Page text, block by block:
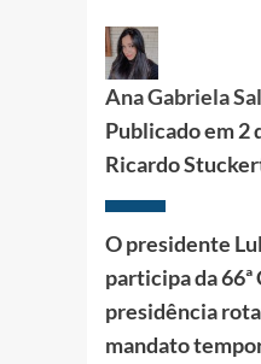
Ana Gabriela
Publicado em2
Ricardo
O presidente
participa da
presidência
mandato